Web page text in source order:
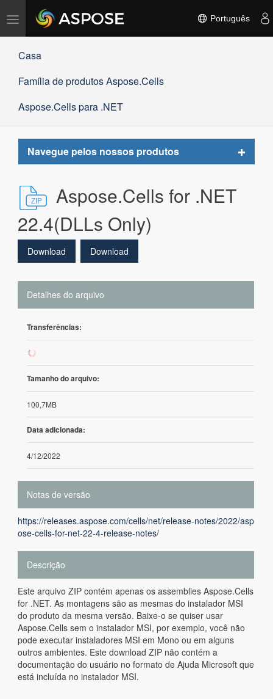
Alternar
navegação
Português
Casa
Família de produtos Aspose.Cells
Aspose.Cells para .NET
Navegue pelos nossos produtos
Toggle
Aspose.Cells for .NET
22.4(DLLs Only)
Download Download
Detalhes do arquivo
Transferências:
83
Tamanho do arquivo:
100,7MB
Data adicionada:
4/12/2022
Notas de versão
https://releases.aspose.com/cells/net/release-notes/2022/asp
ose-cells-for-net-22-4-release-notes/
Descrição
Este arquivo ZIP contém apenas os assemblies Aspose.Cells
for .NET. As montagens são as mesmas do instalador MSI
do produto da mesma versão. Baixe-o se quiser usar
Aspose.Cells sem o instalador MSI, por exemplo, você não
pode executar instaladores MSI em Mono ou em alguns
outros ambientes. Este download ZIP não contém a
documentação do usuário no formato de Ajuda Microsoft que
está incluída no instalador MSI.